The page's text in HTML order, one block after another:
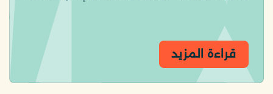
قراءة المزيد